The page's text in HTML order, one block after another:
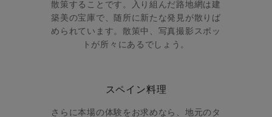
散策することです。入り組んだ路地網は建
築美の宝庫で、随所に新たな発見が散りば
められています。散策中、写真撮影スポッ
トが所々にあるでしょう。
スペイン料理
さらに本場の体験をお求めなら、地元のタ